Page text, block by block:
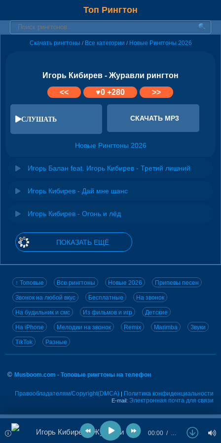
Топ Рингтон
Скачать рингтоны / Все категории / Новые Рингтоны 2026
Игорь Кибирев - Журавли рингтон
<<
♥0+280 >>
СЛУШАТЬ СКАЧАТЬ MP3
Новые Рингтоны 2026
Игорь Балан feat. Игорь Кибирев - Третий лишний
Игорь Кибирев - Дай мне шанс
Игорь Кибирев - Огонь и лёд
ПОКАЗАТЬ ЕЩЁ
↑ Топовые Все рингтоны Новые 2026 Припевы песен
Звонок на любой вкус Бесплатные На звонок
На будильник и смс Из фильмов и игр Детские
На iPhone Мелодии на звонок Remix Marimba Звуки
TikTok Разные
© Musboom.com - Топовые рингтоны на телефон
Правообладателям/Copyright(DMCA) | Политика конфиденциальности
E-mail: Электронная почта для связи
Игорь Кибирев - Журавли 00:00 …